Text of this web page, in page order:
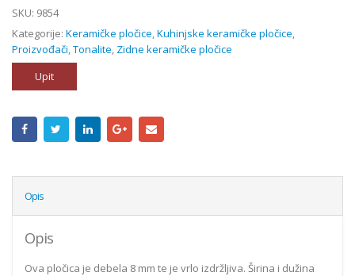
SKU: 9854
Kategorije: Keramičke pločice,Kuhinjske keramičke pločice,
Proizvođači,Tonalite, Zidne keramičke pločice
Upit
Opis
Opis
Ova pločica je debela 8 mm te je vrlo izdržljiva. Širina i dužina